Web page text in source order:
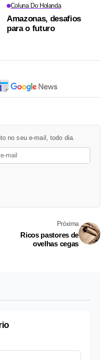
Coluna Do Holanda
Amazonas, desafios
para o futuro
no seu e-mail, todo dia.
Próxima
Ricos pastores de
ovelhas cegas